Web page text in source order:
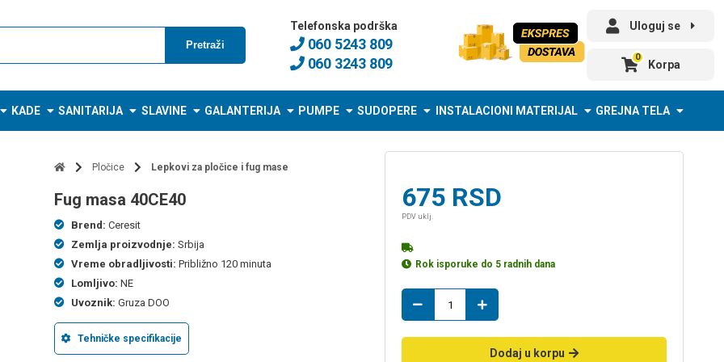
Pretraži
Telefonska podrška
060 5243 809
060 3243 809
Uloguj se
0
Korpa
KADE SANITARIJA SLAVINE GALANTERIJA PUMPE SUDOPERE INSTALACIONI MATERIJAL GREJNA TELA
Pločice Lepkovi za pločice i fug mase
fug masa 40CE40
Brend: Ceresit
Zemlja proizvodnje: Srbija
Vreme obradljivosti: Približno 120 minuta
Lomljivo: NE
Uvoznik: Gruza DOO
Tehničke specifikacije
675 RSD
PDV uklj.
Rok isporuke do 5 radnih dana
masa
Dodaj u korpu